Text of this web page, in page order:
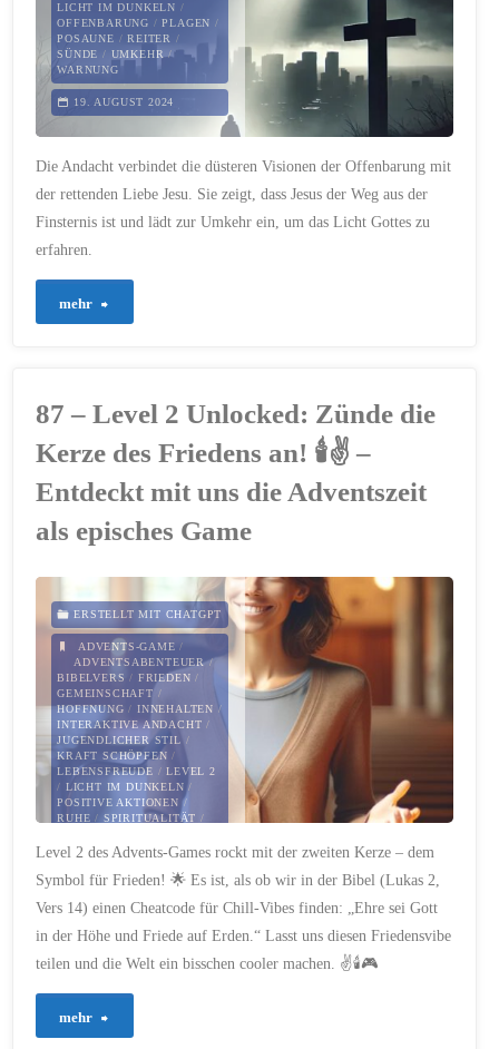
über
Gottes
Nähe
LICHT IM DUNKELN /
OFFENBARUNG /PLAGEN /
POSAUNE /REITER /
SÜNDE / UMKEHR /
WARNUNG
19. AUGUST 2024
Die Andacht verbindet die düsteren Visionen der Offenbarung mit
der rettenden Liebe Jesu. Sie zeigt, dass Jesus der Weg aus der
Finsternis ist und lädt zur Umkehr ein, um das Licht Gottes zu
erfahren.
mehr
Licht:
Die
des
Johannes
und
die
rettende
Jesu"
87 – Level 2 Unlocked: Zünde die
Kerze des Friedens an! 🕯️✌️ –
Entdeckt mit uns die Adventszeit
als episches Game
ERSTELLT MIT CHATGPT
ADVENTS-GAME /
ADVENTSABENTEUER/
BIBELVERS / FRIEDEN /
GEMEINSCHAFT /
HOFFNUNG / INNEHALTEN /
INTERAKTIVE ANDACHT /
JUGENDLICHER STIL /
KRAFT SCHÖPFEN /
LEBENSFREUDE /LEVEL 2
/ LICHT IM DUNKELN /
POSITIVE AKTIONEN /
RUHE / SPIRITUALITÄT /
WEIHNACHTSCOUNTDOWN
ZWEITE KERZE
10. DEZEMBER 2023
Level 2 des Advents-Games rockt mit der zweiten Kerze – dem
Symbol für Frieden! 🌟 Es ist, als ob wir in der Bibel (Lukas 2,
Vers 14) einen Cheatcode für Chill-Vibes finden: „Ehre sei Gott
in der Höhe und Friede auf Erden.“ Lasst uns diesen Friedensvibe
teilen und die Welt ein bisschen cooler machen. ✌️🕯️🎮
mehr